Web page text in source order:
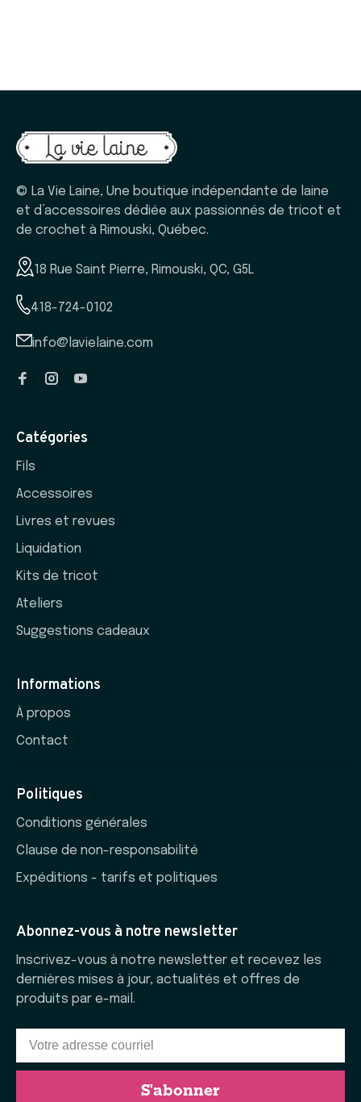
© La Vie Laine, Une boutique indépendante de laine
et d’accessoires dédiée aux passionnés de tricot et
de crochet à Rimouski, Québec.
18 Rue Saint Pierre, Rimouski, QC, G5L
418-724-0102
info@lavielaine.com
Catégories
Fils
Accessoires
Livres et revues
Liquidation
Kits de tricot
Ateliers
Suggestions cadeaux
Informations
À propos
Contact
Politiques
Conditions générales
Clause de non-responsabilité
Expéditions - tarifs et politiques
Abonnez-vous à notre newsletter
Inscrivez-vous à notre newsletter et recevez les
dernières mises à jour, actualités et offres de
produits par e-mail.
S'abonner